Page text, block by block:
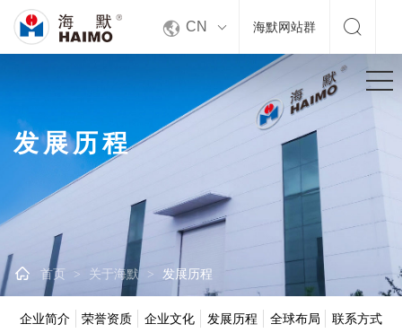
 CN 海默网站群 
发展历程
 首页 > 关于海默 > 发展历程
企业简介 荣誉资质 企业文化 发展历程 全球布局 联系方式